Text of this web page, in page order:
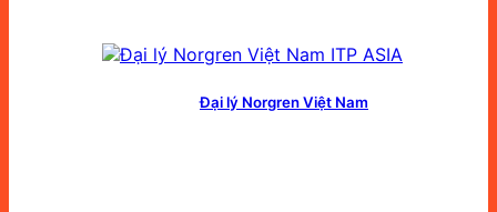
Đại lý Norgren Việt Nam